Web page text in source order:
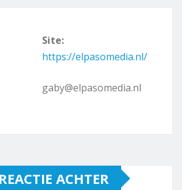
Site:
https://elpasomedia.nl/
gaby@elpasomedia.nl
ACHTER